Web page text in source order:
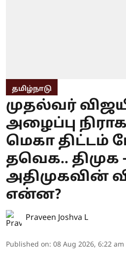
தமிழ்நாடு
முதல்வர்
அழைப்பு
மெகா திட்டம்
தவெக.. திமுக
அதிமுகவின்
என்ன?
Praveen Joshva L
Published on: 08 Aug 2026, 6:22 am